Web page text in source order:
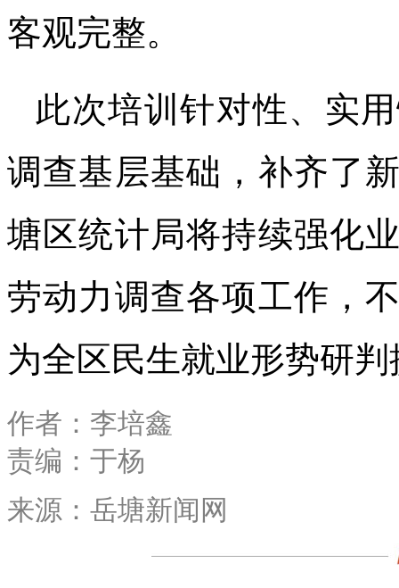
客观完整。
此次培训针对性、实
调查基层基础，补齐了
塘区统计局将持续强化
劳动力调查各项工作，
为全区民生就业形势研
作者：李培鑫
责编：于杨
来源：岳塘新闻网